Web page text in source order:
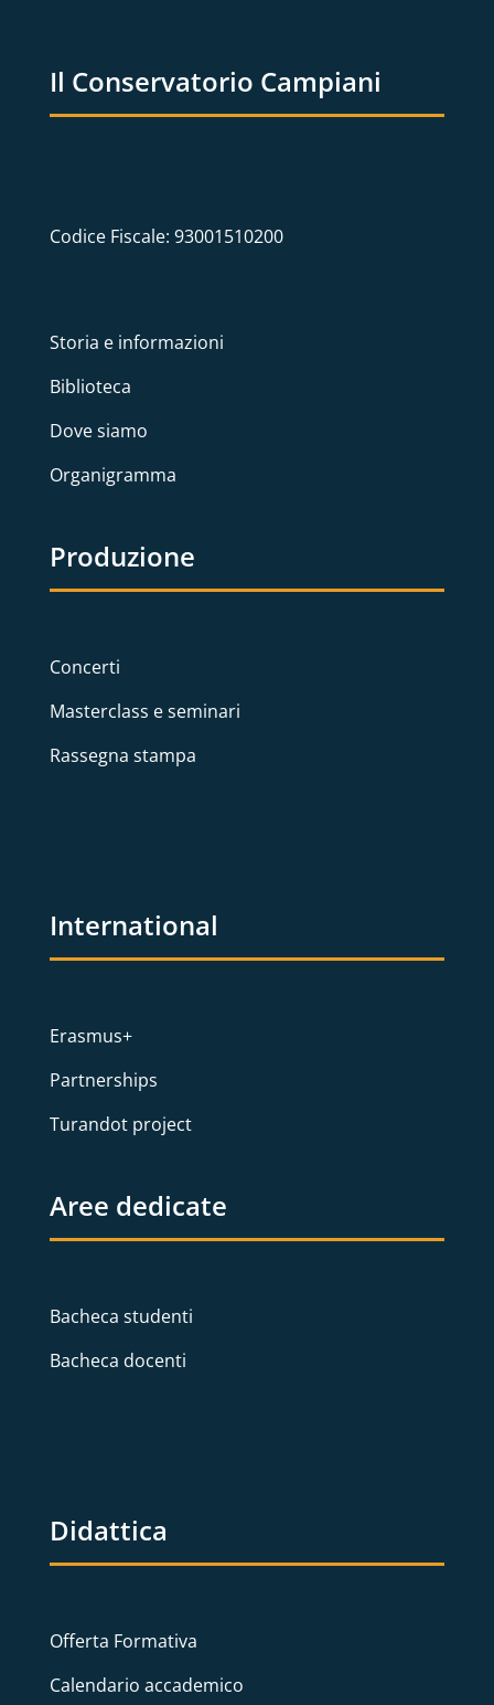
Il Conservatorio Campiani
Codice Fiscale: 93001510200
Storia e informazioni
Biblioteca
Dove siamo
Organigramma
Produzione
Concerti
Masterclass e seminari
Rassegna stampa
International
Erasmus+
Partnerships
Turandot project
Aree dedicate
Bacheca studenti
Bacheca docenti
Didattica
Offerta Formativa
Calendario accademico